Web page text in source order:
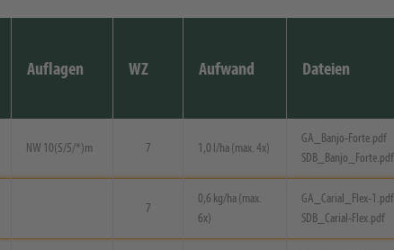
Auflagen WZ Aufwand Dateien
NW 10(5/5/*)m 7 1,0 l/ha (max. 4x)
GA_Banjo-Forte.pdf
SDB_Banjo_Forte.pdf
7
0,6 kg/ha (max.
6x)
GA_Carial_Flex-1.pdf
SDB_Carial-Flex.pdf